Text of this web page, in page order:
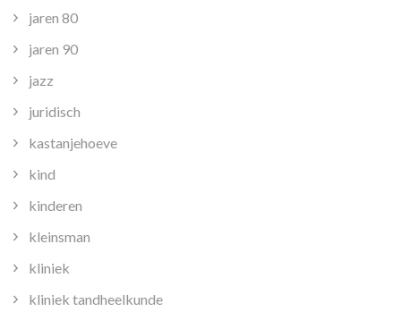
jaren 80
jaren 90
jazz
juridisch
kastanjehoeve
kind
kinderen
kleinsman
kliniek
kliniek tandheelkunde